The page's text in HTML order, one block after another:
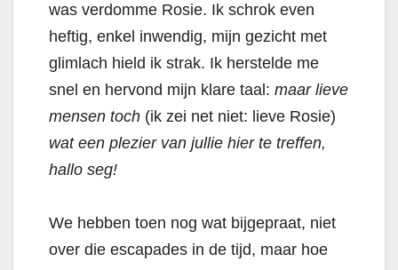
was verdomme Rosie. Ik schrok even
heftig, enkel inwendig, mijn gezicht met
glimlach hield ik strak. Ik herstelde me
snel en hervond mijn klare taal: maar lieve
mensen toch (ik zei net niet: lieve Rosie)
wat een plezier van jullie hier te treffen,
hallo seg!
We hebben toen nog wat bijgepraat, niet
over die escapades in de tijd, maar hoe